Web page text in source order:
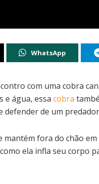
WhatsApp
com uma cobra
e água, essa cobra
defender de um
mantém fora do chão
ela infla seu corpo